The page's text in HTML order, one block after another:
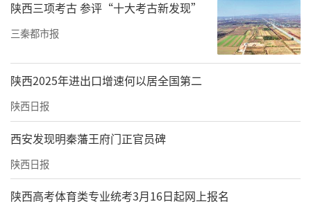
月2日上午的集体会议上。
陕西三项考古 参评“十大考古新发现”
三秦都市报
陕西2025年进出口增速何以居全国第二
陕西日报
西安发现明秦藩王府门正官员碑
陕西日报
陕西高考体育类专业统考3月16日起网上报名